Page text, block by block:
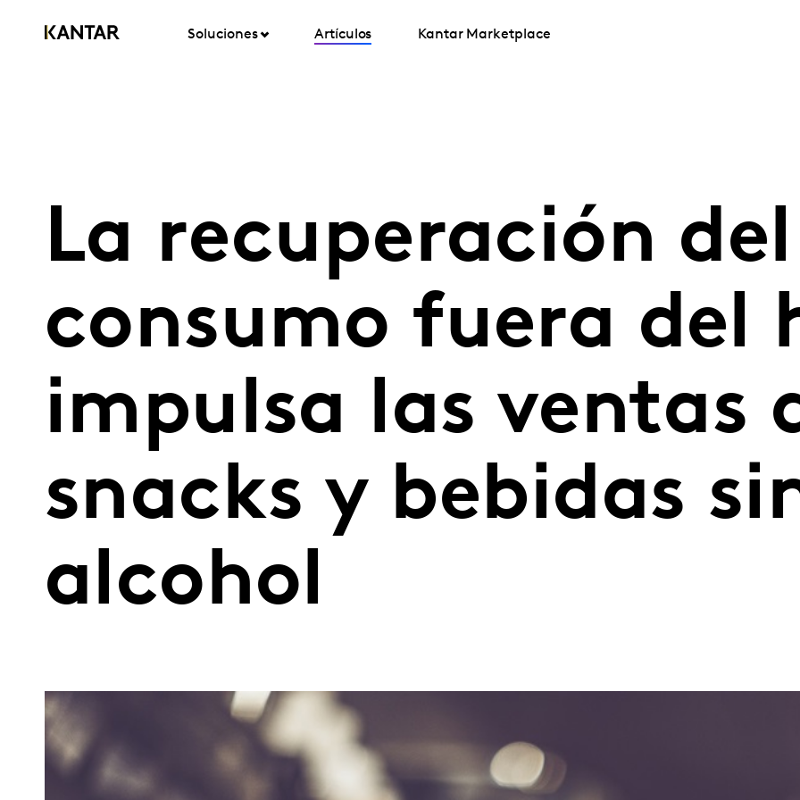
Soluciones Artículos Kantar Marketplace
La recuperación del
consumo fuera del
impulsa las ventas
snacks y bebidas
alcohol